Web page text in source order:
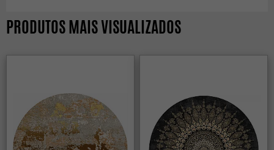
PRODUTOS MAIS VISUALIZADOS